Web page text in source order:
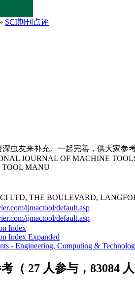
» SCI期刊点评
虫友来补充。一起完善，供大家参
JOURNAL OF MACHINE
TOOL MANU
LTD, THE BOULEVARD,
ijmactool/default.asp
ijmactool/default.asp
Index
Index Expanded
- Engineering, Computing &
（ 27 人参与，83084 人